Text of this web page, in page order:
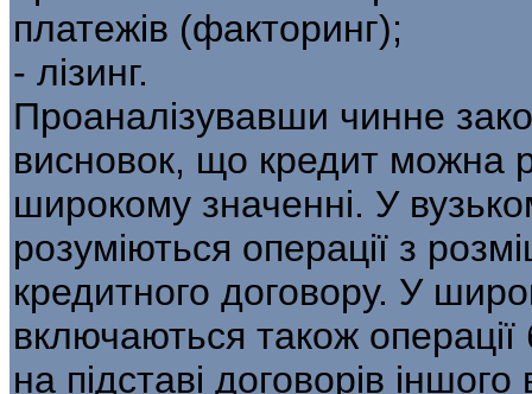
платежів (факторинг);
- лізинг.
Проаналізувавши чинне
висновок, що кредит можна
широкому значенні. У
розуміються операції з
кредитного договору. У
включаються також операції
на підставі договорів